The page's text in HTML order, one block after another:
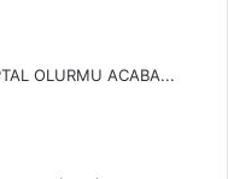
OLURMU ACABA...